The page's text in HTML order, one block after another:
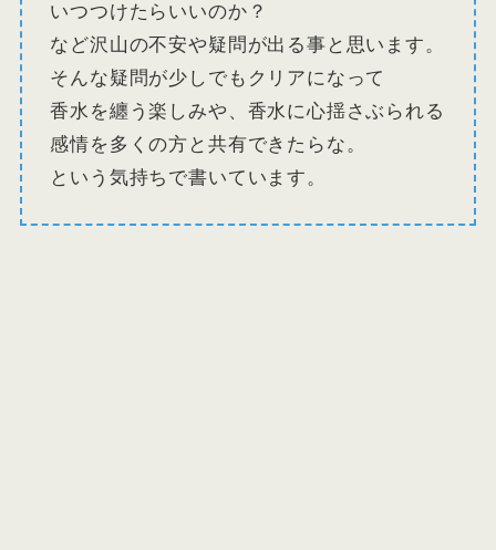
いつつけたらいいのか？
など沢山の不安や疑問が出る事と思います。
そんな疑問が少しでもクリアになって
香水を纏う楽しみや、香水に心揺さぶられる
感情を多くの方と共有できたらな。
という気持ちで書いています。